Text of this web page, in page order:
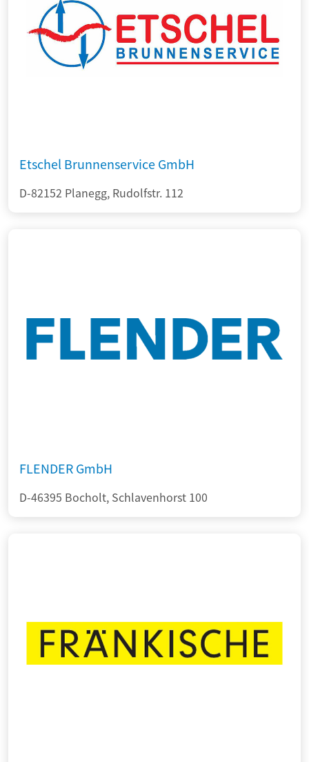
Etschel Brunnenservice GmbH
D-82152 Planegg, Rudolfstr. 112
FLENDER GmbH
D-46395 Bocholt, Schlavenhorst 100